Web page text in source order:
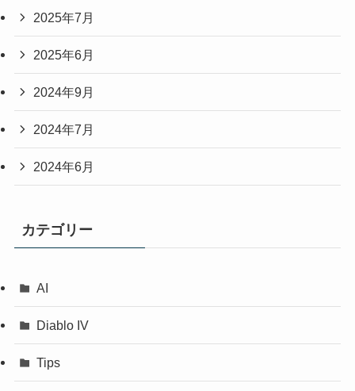
2025年7月
2025年6月
2024年9月
2024年7月
2024年6月
カテゴリー
AI
Diablo IV
Tips